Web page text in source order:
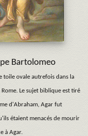
Bartolomeo
toile ovale autrefois dans la
Le sujet biblique est tiré
d'Abraham, Agar fut
étaient menacés de mourir
à Agar.